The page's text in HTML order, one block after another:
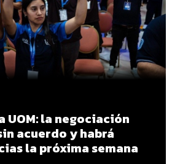
la negociación
acuerdo y habrá
la próxima semana